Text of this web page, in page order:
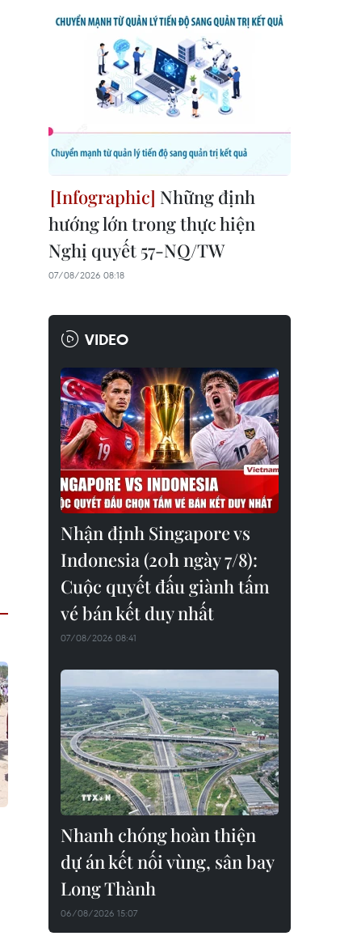
Những định
hướng lớn trong thực hiện
Nghị quyết 57-NQ/TW
07/08/2026 08:18
VIDEO
Nhận định Singapore vs
Indonesia (20h ngày 7/8):
Cuộc quyết đấu giành tấm
vé bán kết duy nhất
07/08/2026 08:41
Nhanh chóng hoàn thiện
dự án kết nối vùng, sân bay
Long Thành
06/08/2026 15:07